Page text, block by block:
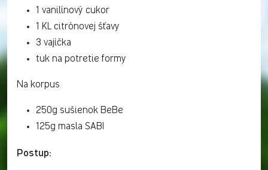
1 vanilínový cukor
1 KL citrónovej šťavy
3 vajíčka
tuk na potretie formy
Na korpus
250g sušienok BeBe
125g masla SABI
Postup: